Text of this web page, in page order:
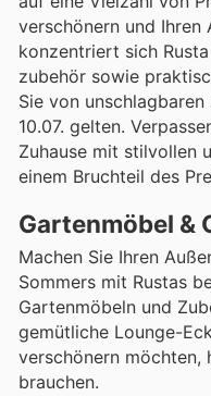
verschönern und Ihren
konzentriert sich
zubehör sowie
Sie von
10.07. gelten.
Zuhause mit stilvollen
einem Bruchteil des
Gartenmöbel &
Machen Sie Ihren
Sommers mit Rustas
Gartenmöbeln und
gemütliche Lounge-
verschönern möchten,
brauchen.